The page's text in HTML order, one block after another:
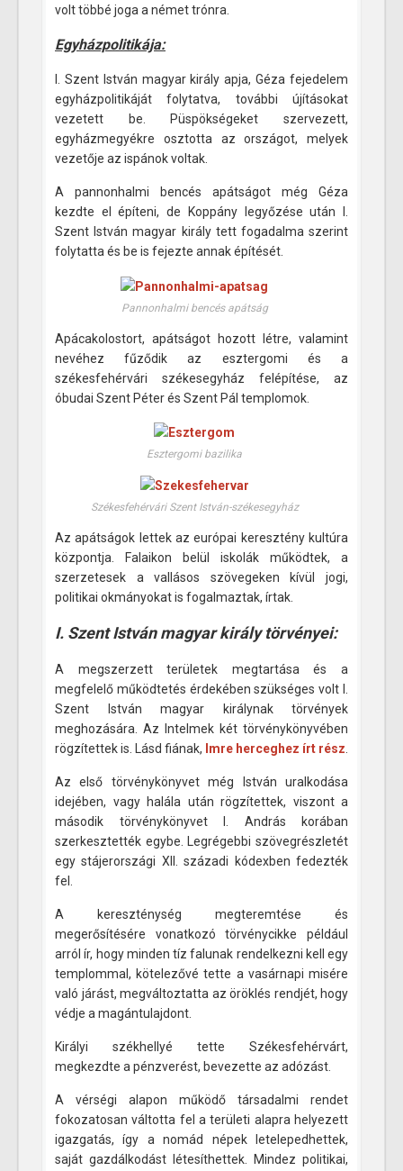
volt többé joga a német trónra.
Egyházpolitikája:
I. Szent István magyar király apja, Géza fejedelem
egyházpolitikáját folytatva, további újításokat
vezetett be. Püspökségeket szervezett,
egyházmegyékre osztotta az országot, melyek
vezetője az ispánok voltak.
A pannonhalmi bencés apátságot még Géza
kezdte el építeni, de Koppány legyőzése után I.
Szent István magyar király tett fogadalma szerint
folytatta és be is fejezte annak építését.
Pannonhalmi bencés apátság
Apácakolostort, apátságot hozott létre, valamint
nevéhez fűződik az esztergomi és a
székesfehérvári székesegyház felépítése, az
óbudai Szent Péter és Szent Pál templomok.
Esztergomi bazilika
Székesfehérvári Szent István-székesegyház
Az apátságok lettek az európai keresztény kultúra
központja. Falaikon belül iskolák működtek, a
szerzetesek a vallásos szövegeken kívül jogi,
politikai okmányokat is fogalmaztak, írtak.
I. Szent István magyar király törvényei:
A megszerzett területek megtartása és a
megfelelő működtetés érdekében szükséges volt I.
Szent István magyar királynak törvények
meghozására. Az Intelmek két törvénykönyvében
rögzítettek is. Lásd fiának, Imre herceghez írt rész.
Az első törvénykönyvet még István uralkodása
idejében, vagy halála után rögzítettek, viszont a
második törvénykönyvet I. András korában
szerkesztették egybe. Legrégebbi szövegrészletét
egy stájerországi XII. századi kódexben fedezték
fel.
A kereszténység megteremtése és
megerősítésére vonatkozó törvénycikke például
arról ír, hogy minden tíz falunak rendelkezni kell egy
templommal, kötelezővé tette a vasárnapi misére
való járást, megváltoztatta az öröklés rendjét, hogy
védje a magántulajdont.
Királyi székhellyé tette Székesfehérvárt,
megkezdte a pénzverést, bevezette az adózást.
A vérségi alapon működő társadalmi rendet
fokozatosan váltotta fel a területi alapra helyezett
igazgatás, így a nomád népek letelepedhettek,
saját gazdálkodást létesíthettek. Mindez politikai,